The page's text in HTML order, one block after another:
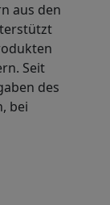
aus den
Seit
des
bei